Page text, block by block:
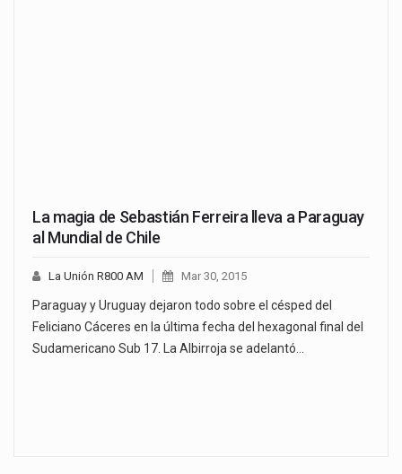
La magia de Sebastián Ferreira lleva a Paraguay
al Mundial de Chile
La Unión R800 AM Mar 30, 2015
Paraguay y Uruguay dejaron todo sobre el césped del
Feliciano Cáceres en la última fecha del hexagonal final del
Sudamericano Sub 17. La Albirroja se adelantó…